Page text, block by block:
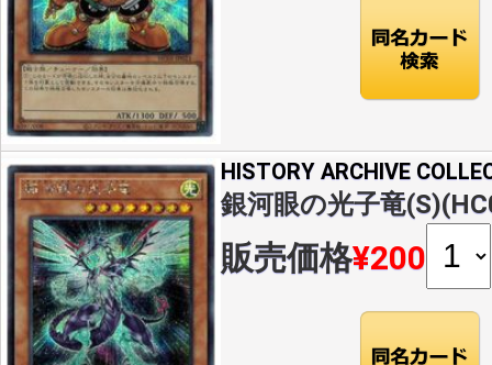
HISTORY ARCHIVE
銀河眼の光子竜
販売価格¥200